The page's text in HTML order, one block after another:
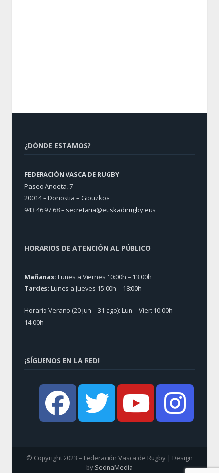
¿DÓNDE ESTAMOS?
FEDERACIÓN VASCA DE RUGBY
Paseo Anoeta, 7
20014 – Donostia – Gipuzkoa
943 46 97 68 – secretaria@euskadirugby.eus
HORARIOS DE ATENCIÓN AL PÚBLICO
Mañanas: Lunes a Viernes 10:00h – 13:00h
Tardes: Lunes a Jueves 15:00h – 18:00h
Horario Verano (20 jun – 31 ago): Lun – Vier: 10:00h –
14:00h
¡SÍGUENOS EN LA RED!
© Copyright 2023 – Federación Vasca de Rugby | Design
by SednaMedia